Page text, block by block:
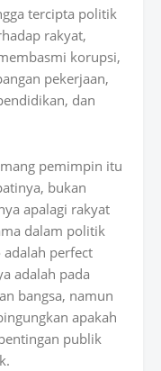
tercipta politik
rakyat,
korupsi,
pekerjaan,
dan
pemimpin itu
bukan
apalagi rakyat
dalam politik
perfect
adalah pada
bangsa, namun
apakah
publik